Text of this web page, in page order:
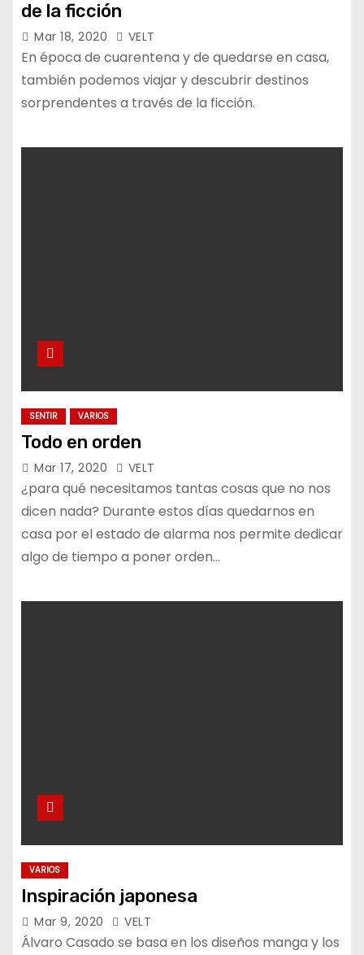
de la ficción
Mar 18, 2020 VELT
En época de cuarentena y de quedarse en casa,
también podemos viajar y descubrir destinos
sorprendentes a través de la ficción.
SENTIR VARIOS
Todo en orden
Mar 17, 2020 VELT
¿para qué necesitamos tantas cosas que no nos
dicen nada? Durante estos días quedarnos en
casa por el estado de alarma nos permite dedicar
algo de tiempo a poner orden…
VARIOS
Inspiración japonesa
Mar 9, 2020 VELT
Álvaro Casado se basa en los diseños manga y los